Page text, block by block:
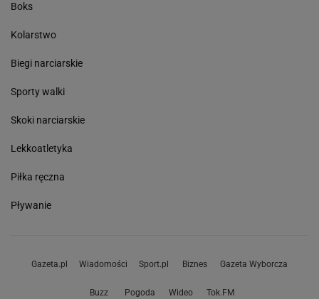
Boks
Kolarstwo
Biegi narciarskie
Sporty walki
Skoki narciarskie
Lekkoatletyka
Piłka ręczna
Pływanie
Gazeta.pl Wiadomości Sport.pl Biznes Gazeta Wyborcza
Buzz Pogoda Wideo Tok.FM